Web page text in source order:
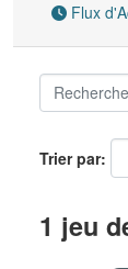
Flux
Trier par
1 jeu